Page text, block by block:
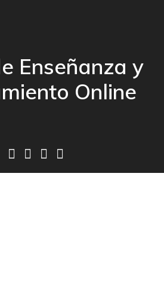
Enseñanza y
Online